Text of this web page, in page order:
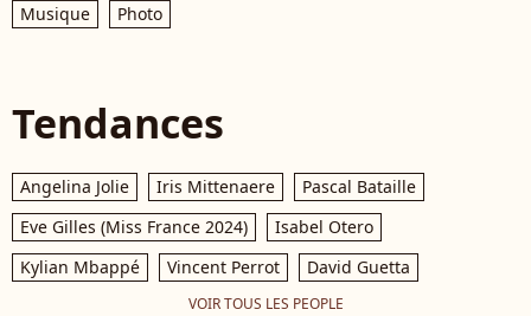
Musique
Photo
Tendances
Angelina Jolie Iris Mittenaere
Pascal Bataille
Eve Gilles (Miss France 2024)
Isabel Otero
Kylian Mbappé
Vincent Perrot David Guetta
VOIR TOUS LES PEOPLE